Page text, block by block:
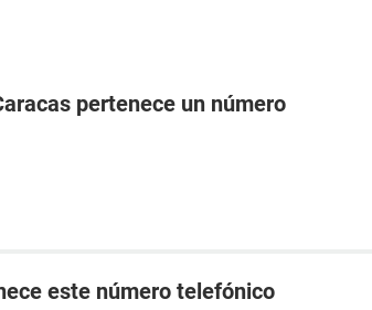
pertenece un número
este número telefónico